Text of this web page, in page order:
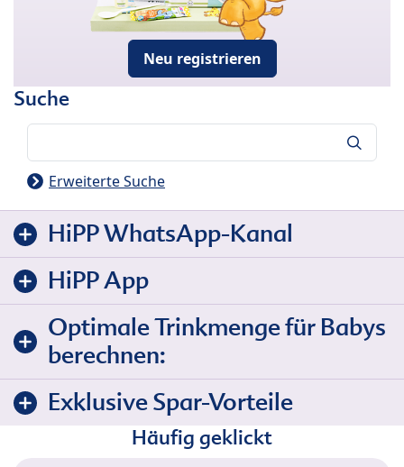
Neu registrieren
Suche
Erweiterte Suche
HiPP WhatsApp-Kanal
HiPP App
Optimale Trinkmenge für Babys
berechnen:
Exklusive Spar-Vorteile
Häufig geklickt